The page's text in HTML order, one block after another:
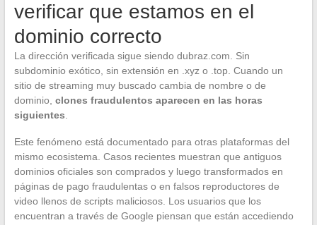
verificar que estamos en el
dominio correcto
La dirección verificada sigue siendo dubraz.com. Sin
subdominio exótico, sin extensión en .xyz o .top. Cuando un
sitio de streaming muy buscado cambia de nombre o de
dominio, clones fraudulentos aparecen en las horas
siguientes
Este fenómeno está documentado para otras plataformas del
mismo ecosistema. Casos recientes muestran que antiguos
dominios oficiales son comprados y luego transformados en
páginas de pago fraudulentas o en falsos reproductores de
video llenos de scripts maliciosos. Los usuarios que los
encuentran a través de Google piensan que están accediendo